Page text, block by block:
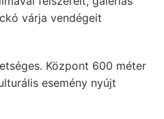
várja vendégeit
Központ 600 méter
esemény nyújt